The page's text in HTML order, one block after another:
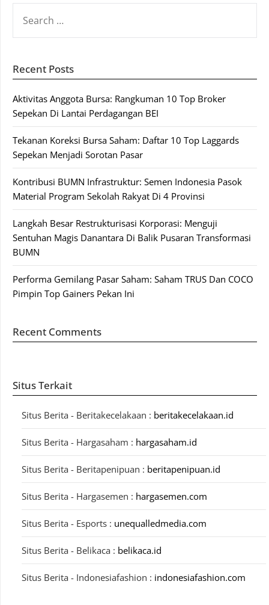
FOR:
Recent Posts
Aktivitas Anggota Bursa: Rangkuman 10 Top Broker
Sepekan Di Lantai Perdagangan BEI
Tekanan Koreksi Bursa Saham: Daftar 10 Top Laggards
Sepekan Menjadi Sorotan Pasar
Kontribusi BUMN Infrastruktur: Semen Indonesia Pasok
Material Program Sekolah Rakyat Di 4 Provinsi
Langkah Besar Restrukturisasi Korporasi: Menguji
Sentuhan Magis Danantara Di Balik Pusaran Transformasi
BUMN
Performa Gemilang Pasar Saham: Saham TRUS Dan COCO
Pimpin Top Gainers Pekan Ini
Recent Comments
Situs Terkait
Situs Berita - Beritakecelakaan : beritakecelakaan.id
Situs Berita - Hargasaham : hargasaham.id
Situs Berita - Beritapenipuan : beritapenipuan.id
Situs Berita - Hargasemen : hargasemen.com
Situs Berita - Esports : unequalledmedia.com
Situs Berita - Belikaca : belikaca.id
Situs Berita - Indonesiafashion : indonesiafashion.com